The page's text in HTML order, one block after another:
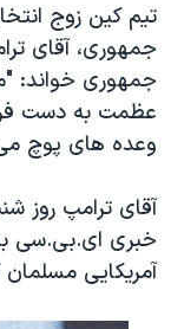
تیم کین زوج
جمهوری، آقای
جمهوری خواند:
عظمت به دست
وعده های پوچ
آقای ترامپ روز
خبری ای.بی.سی
آمریکایی